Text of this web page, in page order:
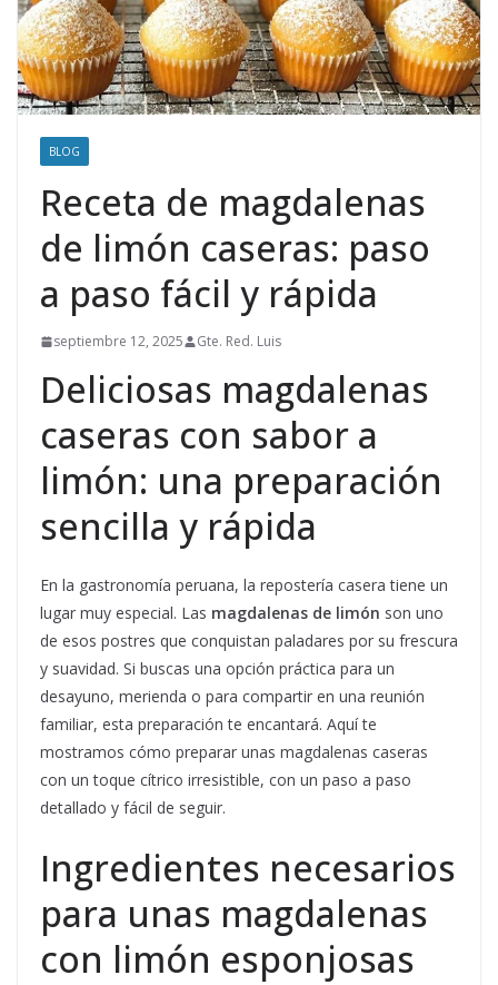
BLOG
Receta de magdalenas
de limón caseras: paso
a paso fácil y rápida
septiembre 12, 2025 Gte. Red. Luis
Deliciosas magdalenas
caseras con sabor a
limón: una preparación
sencilla y rápida
En la gastronomía peruana, la repostería casera tiene un
lugar muy especial. Las magdalenas de limón son uno
de esos postres que conquistan paladares por su frescura
y suavidad. Si buscas una opción práctica para un
desayuno, merienda o para compartir en una reunión
familiar, esta preparación te encantará. Aquí te
mostramos cómo preparar unas magdalenas caseras
con un toque cítrico irresistible, con un paso a paso
detallado y fácil de seguir.
Ingredientes necesarios
para unas magdalenas
con limón esponjosas